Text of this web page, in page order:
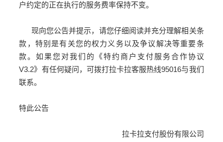
户约定的正在执行的服务费率保持不变。
现向您公告并提示，请您仔细阅读并充分理解相关条
款，特别是有关您的权力义务以及争议解决等重要条
款。如果您对我们的《特约商户支付服务合作协议
V3.2》有任何疑问，可拨打拉卡拉客服热线95016与我们
联系。
特此公告
拉卡拉支付股份有限公司